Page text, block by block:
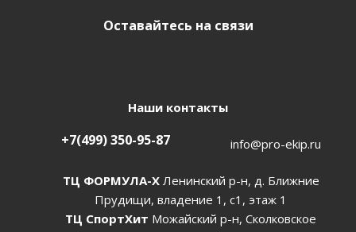
Оставайтесь на связи
Наши контакты
+7(499) 350-95-87 info@pro-ekip.ru
ТЦ ФОРМУЛА-ХЛенинский р-н, д. Ближние
Прудищи, владение 1, с1, этаж 1
ТЦ СпортХит Можайский р-н, Сколковское